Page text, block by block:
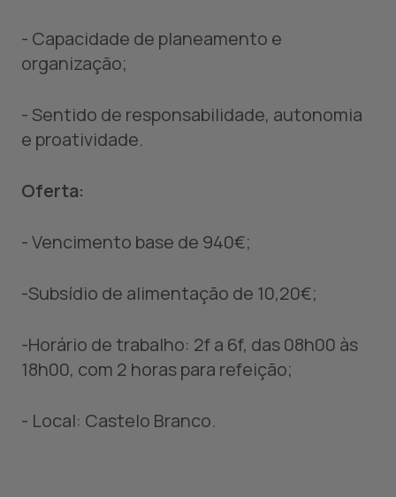
- Capacidade de planeamento e
organização;
- Sentido de responsabilidade, autonomia
e proatividade.
Oferta:
- Vencimento base de 940€;
-Subsídio de alimentação de 10,20€;
-Horário de trabalho: 2f a 6f, das 08h00 às
18h00, com 2 horas para refeição;
- Local: Castelo Branco.